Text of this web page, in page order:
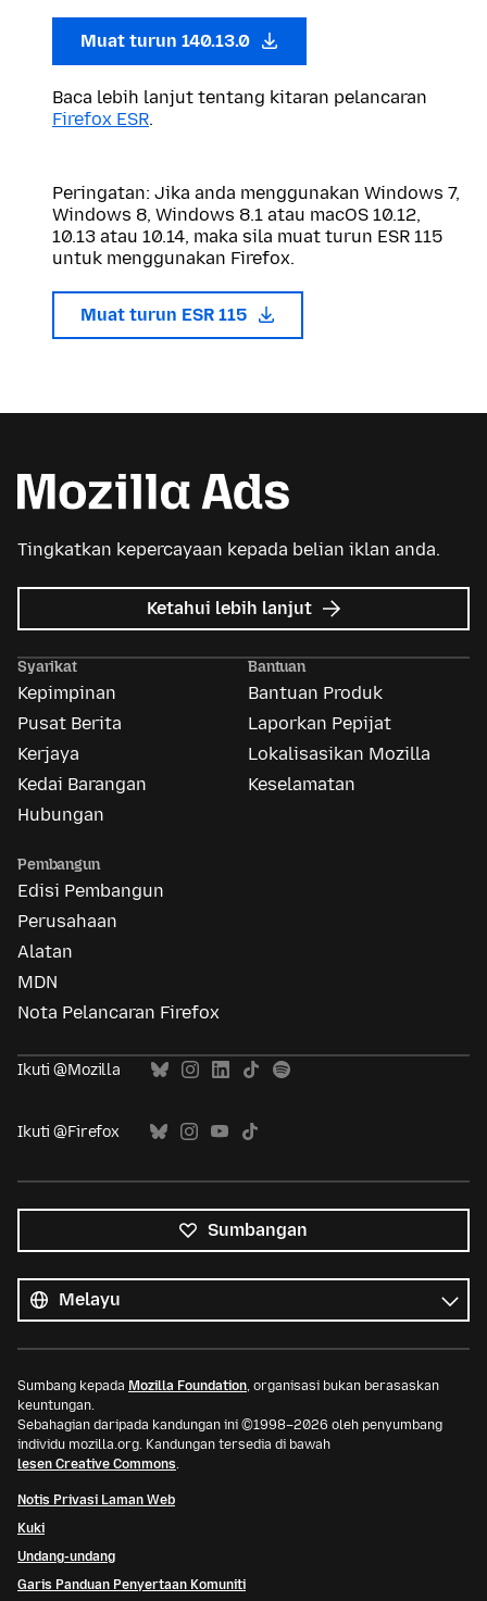
Muat turun 140.13.0
Baca lebih lanjut tentang kitaran pelancaran
Firefox ESR.
Peringatan: Jika anda menggunakan Windows 7,
Windows 8, Windows 8.1 atau macOS 10.12,
10.13 atau 10.14, maka sila muat turun ESR 115
untuk menggunakan Firefox.
Muat turun ESR 115
Tingkatkan kepercayaan kepada belian iklan anda.
Ketahui lebih lanjut tentang
Iklan
Syarikat
Kepimpinan
Pusat Berita
Kerjaya
Kedai Barangan
Hubungan
Bantuan
Bantuan Produk
Laporkan Pepijat
Lokalisasikan Mozilla
Keselamatan
Pembangun
Edisi Pembangun
Perusahaan
Alatan
MDN
Nota Pelancaran Firefox
Ikuti @Mozilla
Ikuti @Firefox
Sumbangan
bahasa
Bahasa
Sumbang kepada Mozilla Foundation, organisasi bukan berasaskan
keuntungan.
Sebahagian daripada kandungan ini ©1998–2026 oleh penyumbang
individu mozilla.org. Kandungan tersedia di bawah
lesen Creative Commons.
Notis Privasi Laman Web
Kuki
Undang-undang
Garis Panduan Penyertaan Komuniti